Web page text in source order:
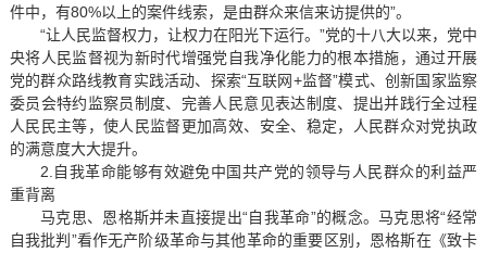
件中，有80%以上的案件线索，是由群众来信来访提供的”。
“让人民监督权力，让权力在阳光下运行。”党的十八大以来，党中
央将人民监督视为新时代增强党自我净化能力的根本措施，通过开展
党的群众路线教育实践活动、探索“互联网+监督”模式、创新国家监察
委员会特约监察员制度、完善人民意见表达制度、提出并践行全过程
人民民主等，使人民监督更加高效、安全、稳定，人民群众对党执政
的满意度大大提升。
2.自我革命能够有效避免中国共产党的领导与人民群众的利益严
重背离
马克思、恩格斯并未直接提出“自我革命”的概念。马克思将“经常
自我批判”看作无产阶级革命与其他革命的重要区别，恩格斯在《致卡